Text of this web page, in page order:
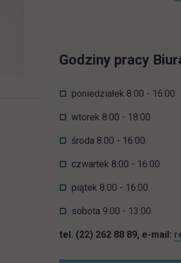
Godziny pracy
poniedziałek 8:00 - 16:00
wtorek 8:00 - 18:00
środa 8:00 - 16:00
czwartek 8:00 - 16:00
piątek 8:00 - 16:00
sobota 9:00 - 13:00
tel. (22) 262 88 89, e-mail: